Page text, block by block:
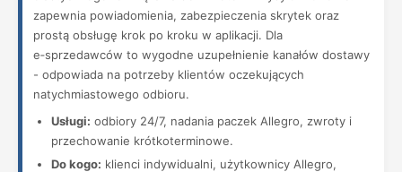
zapewnia powiadomienia, zabezpieczenia skrytek oraz
prostą obsługę krok po kroku w aplikacji. Dla
e‑sprzedawców to wygodne uzupełnienie kanałów dostawy
- odpowiada na potrzeby klientów oczekujących
natychmiastowego odbioru.
Usługi: odbiory 24/7, nadania paczek Allegro, zwroty i
przechowanie krótkoterminowe.
Do kogo: klienci indywidualni, użytkownicy Allegro,